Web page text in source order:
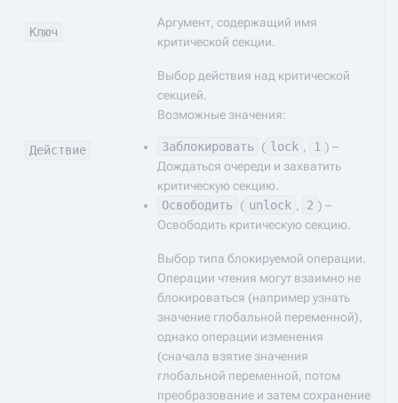
Ключ
Аргумент, содержащий имя
критической секции.
Действие
Выбор действия над критической
секцией.
Возможные значения:
Заблокировать ( lock , 1 ) –
Дождаться очереди и захватить
критическую секцию.
Освободить ( unlock , 2 ) –
Освободить критическую секцию.
Выбор типа блокируемой операции.
Операции чтения могут взаимно не
блокироваться (например узнать
значение глобальной переменной),
однако операции изменения
(сначала взятие значения
глобальной переменной, потом
преобразование и затем сохранение